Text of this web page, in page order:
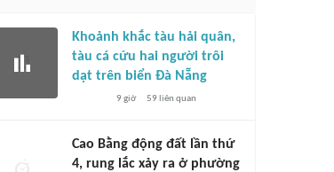
Khoảnh khắc tàu hải quân,
tàu cá cứu hai người trôi
dạt trên biển Đà Nẵng
9 giờ 59 liên quan
Cao Bằng động đất lần thứ
4, rung lắc xảy ra ở phường